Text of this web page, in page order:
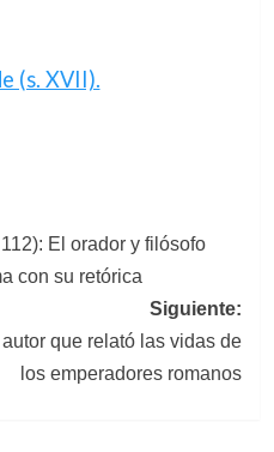
(s. XVII).
El orador y filósofo
con su retórica
Siguiente:
que relató las vidas de
los emperadores romanos